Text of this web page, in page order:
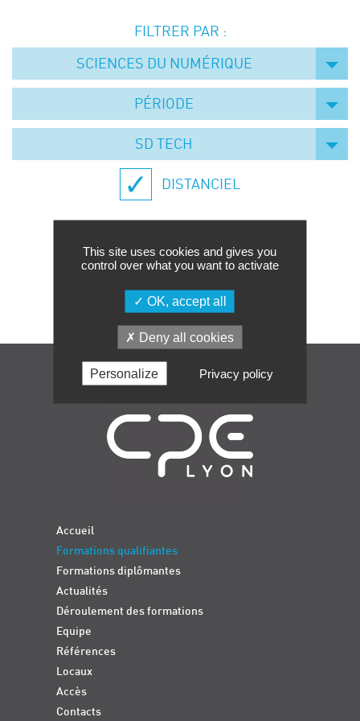
Symposium on Chain Transfer Catalysis for
sustainability – September 15 and 16, 2026
FRENCH-CHINESE CONFERENCE ON GREEN
Contacts
FILTRER PAR :
SCIENCES DU NUMÉRIQUE
PÉRIODE
SD TECH
DISTANCIEL
Navigation
Accueil
Formations qualifiantes
Formations diplômantes
Actualités
Déroulement des formations
Equipe
Références
Locaux
Accès
Contacts
This site uses cookies and gives you
control over what you want to activate
OK, accept all
Deny all cookies
Personalize Privacy policy